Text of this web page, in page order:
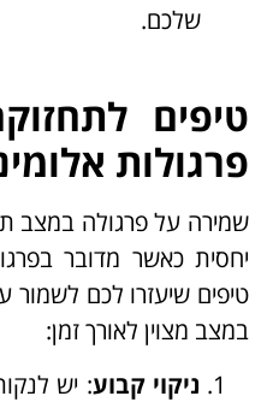
שלכם.
טיפים
פרגולות
שמירה על פרגולה במצב
יחסית כאשר מדובר
טיפים שיעזרו לכם לשמור
במצב מצוין לאורך זמן:
ניקוי קבוע: יש